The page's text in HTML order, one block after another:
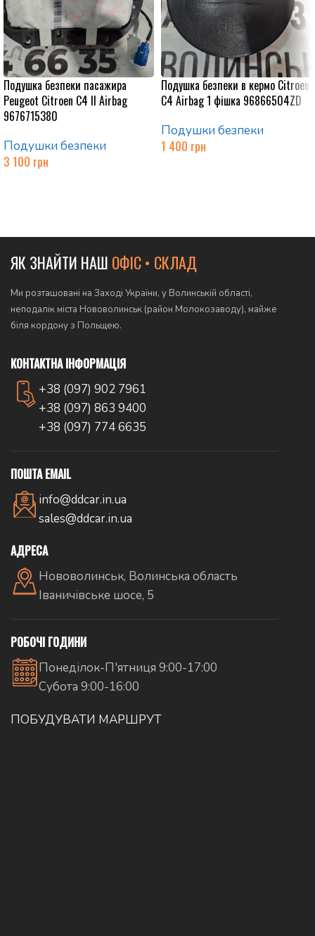
Подушка безпеки пасажира
Peugeot Citroen C4 II Airbag
9676715380
Подушки безпеки
3 100 грн
Подушка безпеки в кермо Citroen
C4 Airbag 1 фішка 96866504ZD
Подушки безпеки
1 400 грн
ЯК ЗНАЙТИ НАШ ОФІС • СКЛАД
Ми розташовані на Заході України, у Волинській області,
неподалік міста Нововолинськ (район Молокозаводу), майже
біля кордону з Польщею.
КОНТАКТНА ІНФОРМАЦІЯ
+38 (097) 902 7961
+38 (097) 863 9400
+38 (097) 774 6635
ПОШТА EMAIL
info@ddcar.in.ua
sales@ddcar.in.ua
АДРЕСА
Нововолинськ, Волинська область
Іваничівське шосе, 5
РОБОЧІ ГОДИНИ
Понеділок-П'ятниця 9:00-17:00
Субота 9:00-16:00
ПОБУДУВАТИ МАРШРУТ